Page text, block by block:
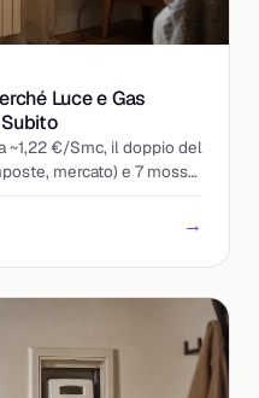
Luce e Gas
~1,22 €/Smc, il doppio del
mercato) e 7 mosse
→